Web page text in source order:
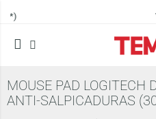
VISÍTANOS
MOUSE PAD LOGITECH
ANTI-SALPICADURAS